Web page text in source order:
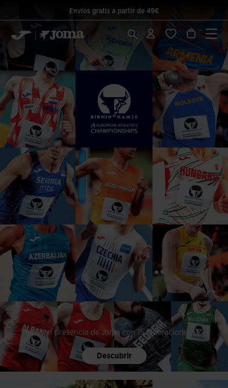
Envíos gratis a partir de 49€
Gran presencia de Joma con 15 federaciones.
Descubrir